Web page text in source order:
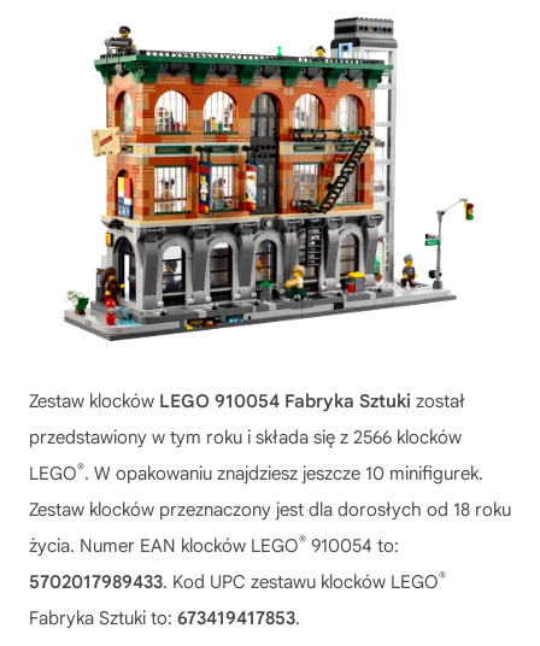
Zestaw klocków LEGO 910054 Fabryka Sztuki został
przedstawiony w tym roku i składa się z 2566 klocków
LEGO®. W opakowaniu znajdziesz jeszcze 10 minifigurek.
Zestaw klocków przeznaczony jest dla dorosłych od 18 roku
życia. Numer EAN klocków LEGO® 910054 to:
5702017989433. Kod UPC zestawu klocków LEGO®
Fabryka Sztuki to: 673419417853.